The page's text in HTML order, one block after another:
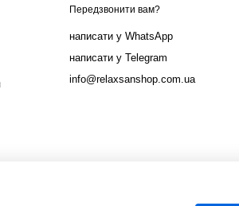
Передзвонити вам?
написати у WhatsApp
написати у Telegram
info@relaxsanshop.com.ua